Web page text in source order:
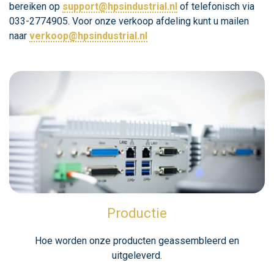
bereiken op support@hpsindustrial.nl of telefonisch via
033-2774905. Voor onze verkoop afdeling kunt u mailen
naar verkoop@hpsindustrial.nl
Productie
Hoe worden onze producten geassembleerd en
uitgeleverd.